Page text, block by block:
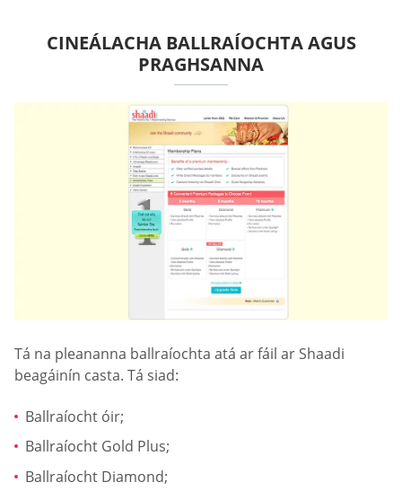
CINEÁLACHA BALLRAÍOCHTA AGUS
PRAGHSANNA
Tá na pleananna ballraíochta atá ar fáil ar Shaadi
beagáinín casta. Tá siad:
Ballraíocht óir;
Ballraíocht Gold Plus;
Ballraíocht Diamond;